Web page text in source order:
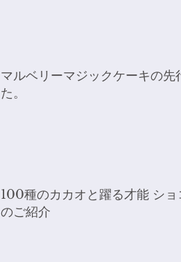
マルベリーマジックケーキの
た。
100種のカカオと躍る才能 シ
のご紹介